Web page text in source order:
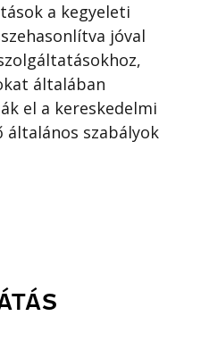
a kegyeleti
jóval
általában
el a kereskedelmi
általános szabályok